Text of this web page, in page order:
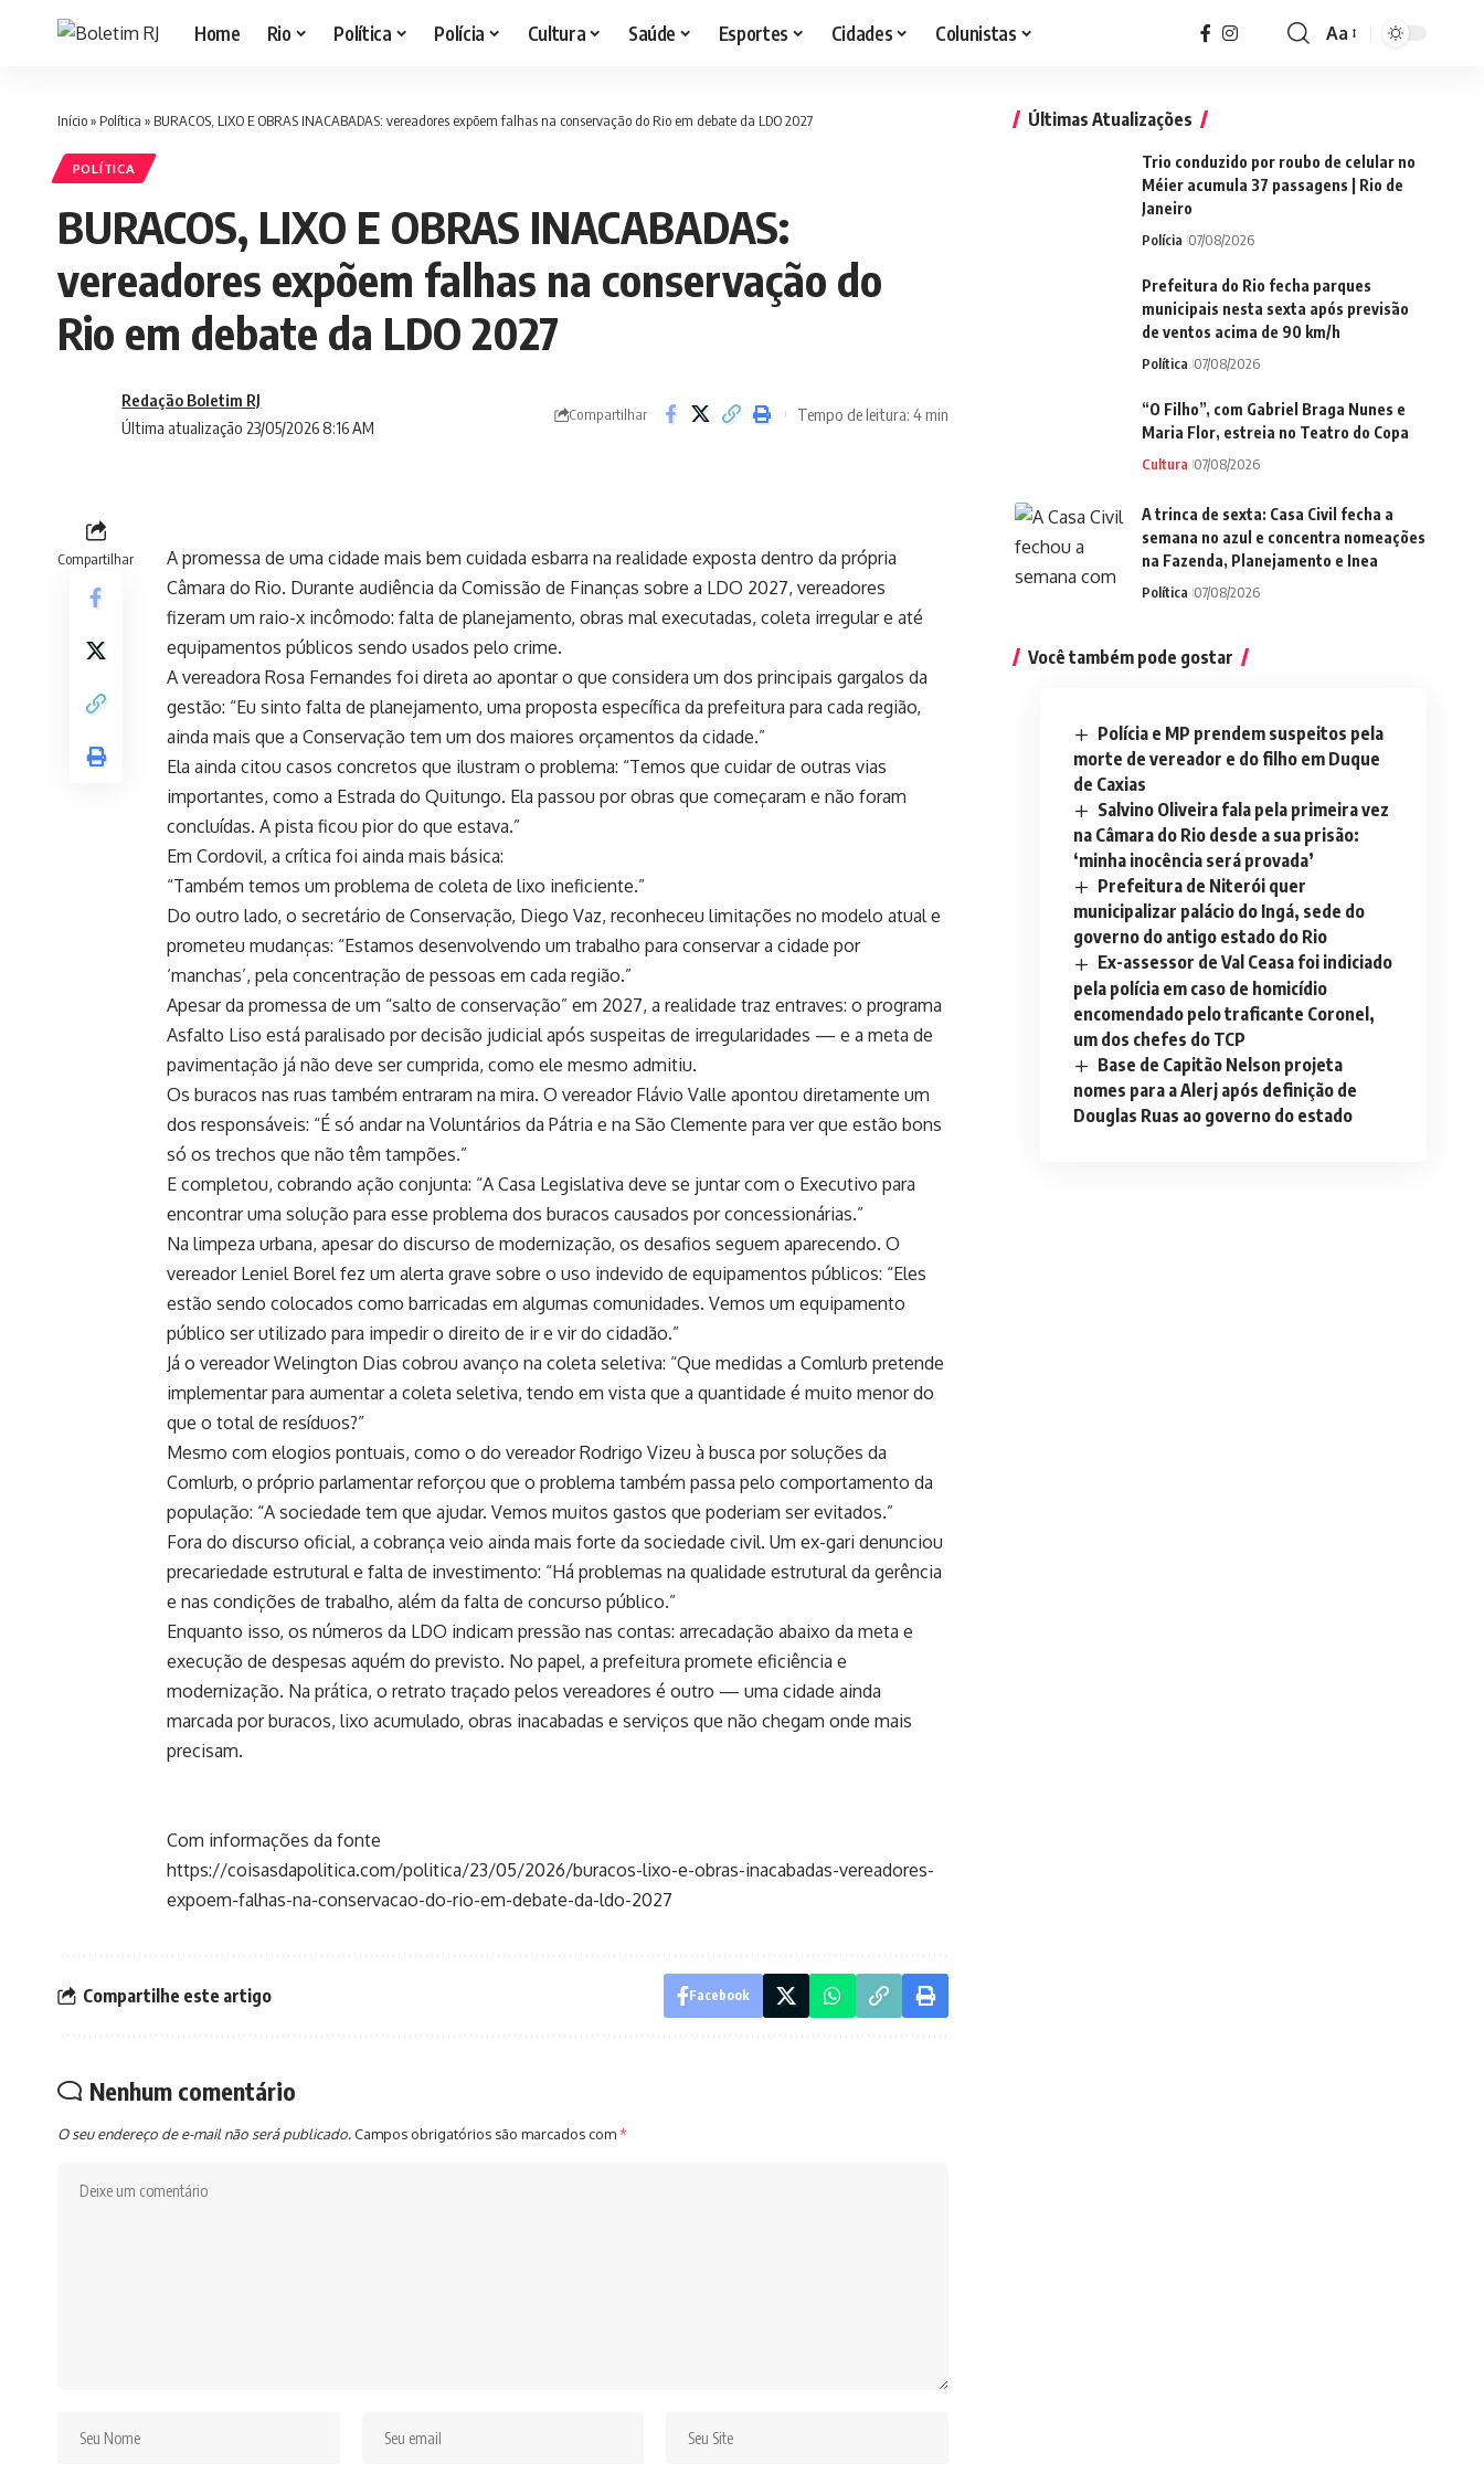
Home Rio Política Polícia Cultura Saúde Esportes Cidades Colunistas
Font
Aa
Início» Política » BURACOS, LIXO E OBRAS INACABADAS: vereadores expõem falhas na conservação do Rio em debate da LDO 2027
POLÍTICA
BURACOS, LIXO E OBRAS INACABADAS:
vereadores expõem falhas na conservação do
Rio em debate da LDO 2027
Última atualização 23/05/2026 8:16 AM
Redação Boletim RJ
Compartilhar Tempo de leitura: 4 min
Compartilhar
A promessa de uma cidade mais bem cuidada esbarra na realidade exposta dentro da própria
Câmara do Rio. Durante audiência da Comissão de Finanças sobre a LDO 2027, vereadores
fizeram um raio-x incômodo: falta de planejamento, obras mal executadas, coleta irregular e até
equipamentos públicos sendo usados pelo crime.
A vereadora Rosa Fernandes foi direta ao apontar o que considera um dos principais gargalos da
gestão: “Eu sinto falta de planejamento, uma proposta específica da prefeitura para cada região,
ainda mais que a Conservação tem um dos maiores orçamentos da cidade.”
Ela ainda citou casos concretos que ilustram o problema: “Temos que cuidar de outras vias
importantes, como a Estrada do Quitungo. Ela passou por obras que começaram e não foram
concluídas. A pista ficou pior do que estava.”
Em Cordovil, a crítica foi ainda mais básica:
“Também temos um problema de coleta de lixo ineficiente.”
Do outro lado, o secretário de Conservação, Diego Vaz, reconheceu limitações no modelo atual e
prometeu mudanças: “Estamos desenvolvendo um trabalho para conservar a cidade por
‘manchas’, pela concentração de pessoas em cada região.”
Apesar da promessa de um “salto de conservação” em 2027, a realidade traz entraves: o programa
Asfalto Liso está paralisado por decisão judicial após suspeitas de irregularidades — e a meta de
pavimentação já não deve ser cumprida, como ele mesmo admitiu.
Os buracos nas ruas também entraram na mira. O vereador Flávio Valle apontou diretamente um
dos responsáveis: “É só andar na Voluntários da Pátria e na São Clemente para ver que estão bons
só os trechos que não têm tampões.”
E completou, cobrando ação conjunta: “A Casa Legislativa deve se juntar com o Executivo para
encontrar uma solução para esse problema dos buracos causados por concessionárias.”
Na limpeza urbana, apesar do discurso de modernização, os desafios seguem aparecendo. O
vereador Leniel Borel fez um alerta grave sobre o uso indevido de equipamentos públicos: “Eles
estão sendo colocados como barricadas em algumas comunidades. Vemos um equipamento
público ser utilizado para impedir o direito de ir e vir do cidadão.”
Já o vereador Welington Dias cobrou avanço na coleta seletiva: “Que medidas a Comlurb pretende
implementar para aumentar a coleta seletiva, tendo em vista que a quantidade é muito menor do
que o total de resíduos?”
Mesmo com elogios pontuais, como o do vereador Rodrigo Vizeu à busca por soluções da
Comlurb, o próprio parlamentar reforçou que o problema também passa pelo comportamento da
população: “A sociedade tem que ajudar. Vemos muitos gastos que poderiam ser evitados.”
Fora do discurso oficial, a cobrança veio ainda mais forte da sociedade civil. Um ex-gari denunciou
precariedade estrutural e falta de investimento: “Há problemas na qualidade estrutural da gerência
e nas condições de trabalho, além da falta de concurso público.”
Enquanto isso, os números da LDO indicam pressão nas contas: arrecadação abaixo da meta e
execução de despesas aquém do previsto. No papel, a prefeitura promete eficiência e
modernização. Na prática, o retrato traçado pelos vereadores é outro — uma cidade ainda
marcada por buracos, lixo acumulado, obras inacabadas e serviços que não chegam onde mais
precisam.
Com informações da fonte
https://coisasdapolitica.com/politica/23/05/2026/buracos-lixo-e-obras-inacabadas-vereadores-
expoem-falhas-na-conservacao-do-rio-em-debate-da-ldo-2027
Compartilhe este artigo Facebook
Nenhum comentário
O seu endereço de e-mail não será publicado. Campos obrigatórios são marcados com*
Últimas Atualizações
Trio conduzido por roubo de celular no
Méier acumula 37 passagens | Rio de
Janeiro
Polícia 07/08/2026
Prefeitura do Rio fecha parques
municipais nesta sexta após previsão
de ventos acima de 90 km/h
Política 07/08/2026
“O Filho”, com Gabriel Braga Nunes e
Maria Flor, estreia no Teatro do Copa
Cultura 07/08/2026
A trinca de sexta: Casa Civil fecha a
semana no azul e concentra nomeações
na Fazenda, Planejamento e Inea
Política 07/08/2026
Você também pode gostar
Polícia e MP prendem suspeitos pela
morte de vereador e do filho em Duque
de Caxias
Salvino Oliveira fala pela primeira vez
na Câmara do Rio desde a sua prisão:
‘minha inocência será provada’
Prefeitura de Niterói quer
municipalizar palácio do Ingá, sede do
governo do antigo estado do Rio
Ex-assessor de Val Ceasa foi indiciado
pela polícia em caso de homicídio
encomendado pelo traficante Coronel,
um dos chefes do TCP
Base de Capitão Nelson projeta
nomes para a Alerj após definição de
Douglas Ruas ao governo do estado